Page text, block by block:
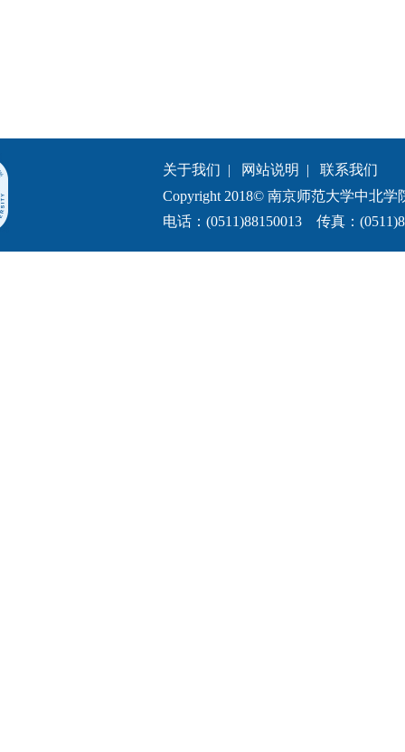
关于我们 | 网站说明 | 联系我们
Copyright 2018© 南京师范大学中北学
电话：(0511)88150013 传真：